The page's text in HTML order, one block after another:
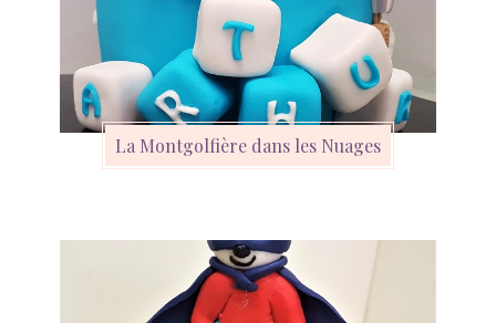
La Montgolfière dans les Nuages